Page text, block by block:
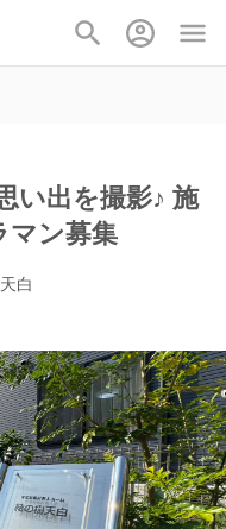
い出を撮影♪ 施
マン募集
白